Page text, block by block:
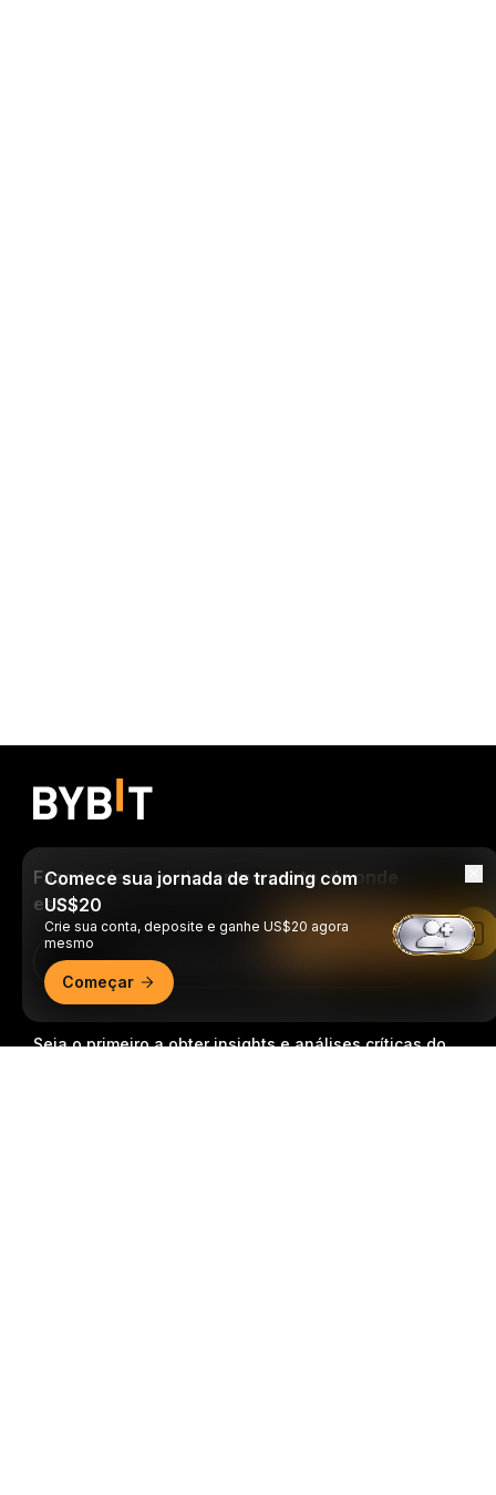
Seja o primeiro a obter insights e análises críticas do
Faça trades a qualquer momento, de onde
estiver!
Download Bybit App
Comece sua jornada de trading com
US$20
Crie sua conta, deposite e ganhe US$20 agora
mesmo
Começar
Leia no app da Bybit